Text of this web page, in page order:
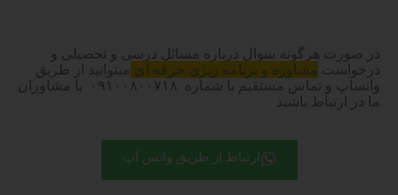
در صورت هرگونه سوال درباره مسائل درسی و تحصیلی و
درخواست مشاوره و برنامه ریزی حرفه ای میتوانید از طریق
واتساپ و تماس مستقیم با شماره ۰۹۱۰۰۸۰۰۷۱۸ با مشاوران
ما در ارتباط باشید
ارتباط از طریق واتس آپ